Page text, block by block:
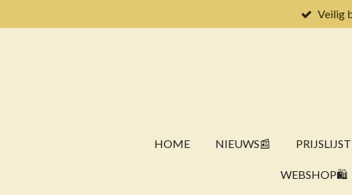
direct
Veilig
HOME NIEUWS📰
WEBSHOP🛍️